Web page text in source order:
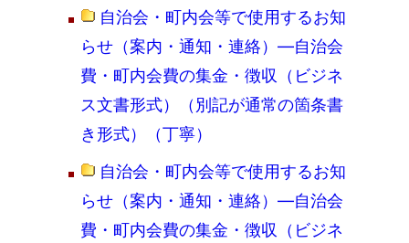
自治会・町内会等で使用するお知
らせ（案内・通知・連絡）―自治会
費・町内会費の集金・徴収（ビジネ
ス文書形式）（別記が通常の箇条書
き形式）（丁寧）
自治会・町内会等で使用するお知
らせ（案内・通知・連絡）―自治会
費・町内会費の集金・徴収（ビジネ